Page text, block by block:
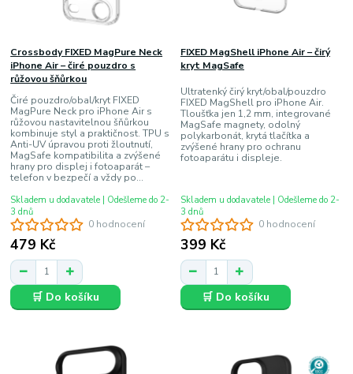
0 hodnocení
Crossbody FIXED MagPure Neck
iPhone Air – čiré pouzdro s
růžovou šňůrkou
Čiré pouzdro/obal/kryt FIXED
MagPure Neck pro iPhone Air s
růžovou nastavitelnou šňůrkou
kombinuje styl a praktičnost. TPU s
Anti-UV úpravou proti žloutnutí,
MagSafe kompatibilita a zvýšené
hrany pro displej i fotoaparát –
telefon v bezpečí a vždy po...
479 Kč
Skladem u dodavatele | Odešleme do 2-
3 dnů
🛒 Do košíku
0 hodnocení
FIXED MagShell iPhone Air – čirý
kryt MagSafe
Ultratenký čirý kryt/obal/pouzdro
FIXED MagShell pro iPhone Air.
Tloušťka jen 1,2 mm, integrované
MagSafe magnety, odolný
polykarbonát, krytá tlačítka a
zvýšené hrany pro ochranu
fotoaparátu i displeje.
399 Kč
Skladem u dodavatele | Odešleme do 2-
3 dnů
🛒 Do košíku